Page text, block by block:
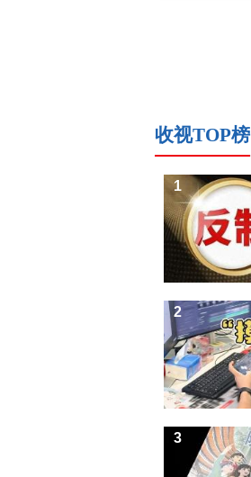
收视TOP榜
1
2
3